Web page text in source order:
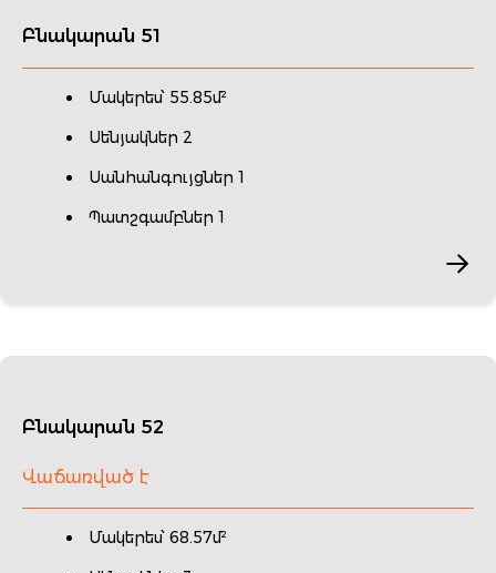
Բնակարան 51
Մակերես՝ 55.85մ²
Սենյակներ 2
Սանհանգույցներ 1
Պատշգամբներ 1
Բնակարան 52
Վաճառված է
Մակերես՝ 68.57մ²